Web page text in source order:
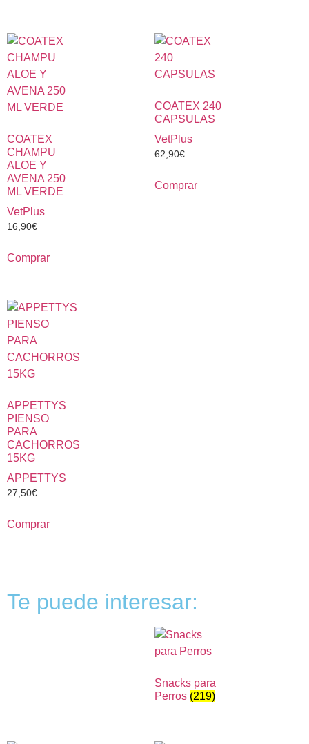
COATEX
CHAMPU
ALOE Y
AVENA 250
ML VERDE
VetPlus
16,90€
Comprar
COATEX 240
CAPSULAS
VetPlus
62,90€
Comprar
APPETTYS
PIENSO
PARA
CACHORROS
15KG
APPETTYS
27,50€
Comprar
Te puede interesar:
Snacks para
Perros (219)